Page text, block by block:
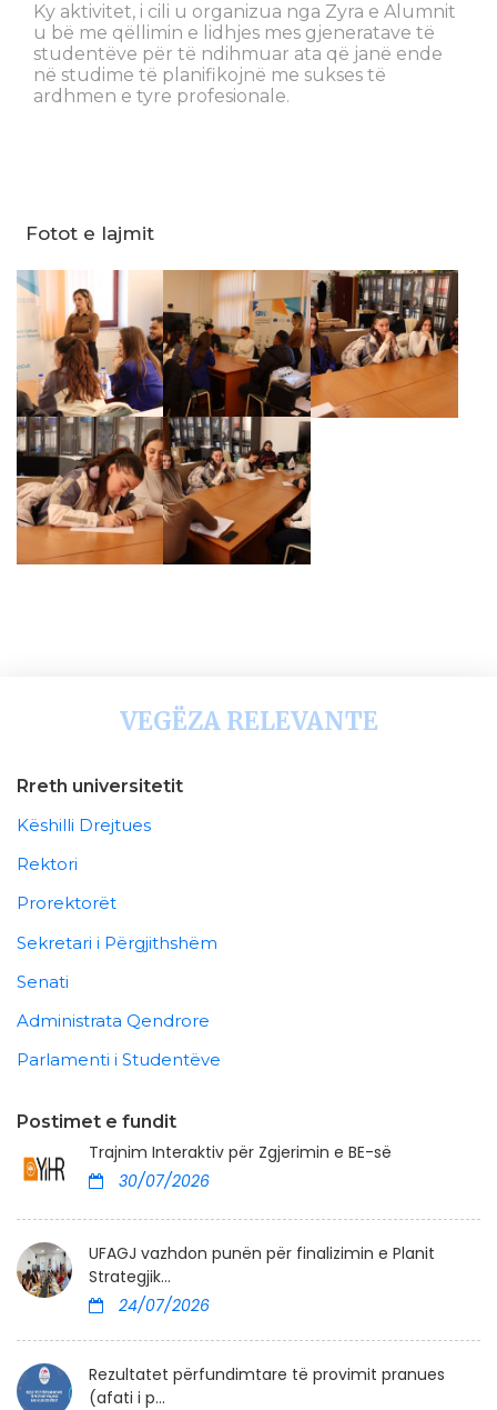
Ky aktivitet, i cili u organizua nga Zyra e Alumnit
u bë me qëllimin e lidhjes mes gjeneratave të
studentëve për të ndihmuar ata që janë ende
në studime të planifikojnë me sukses të
ardhmen e tyre profesionale.
Fotot e lajmit
VEGËZA RELEVANTE
Rreth universitetit
Këshilli Drejtues
Rektori
Prorektorët
Sekretari i Përgjithshëm
Senati
Administrata Qendrore
Parlamenti i Studentëve
Postimet e fundit
Trajnim Interaktiv për Zgjerimin e BE-së
30/07/2026
UFAGJ vazhdon punën për finalizimin e Planit
Strategjik...
24/07/2026
Rezultatet përfundimtare të provimit pranues
(afati i p...